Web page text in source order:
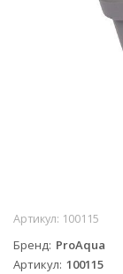
Артикул: 100115
Бренд ProAqua
Артикул 100115